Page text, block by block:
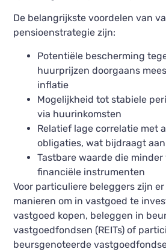
De belangrijkste voordelen van
pensioenstrategie zijn:
Potentiële bescherming
huurprijzen doorgaans
inflatie
Mogelijkheid tot stabiele
via huurinkomsten
Relatief lage correlatie met
obligaties, wat bijdraagt
Tastbare waarde die
financiële instrumenten
Voor particuliere beleggers zijn
manieren om in vastgoed te
vastgoed kopen, beleggen in
vastgoedfondsen (REITs) of
beursgenoteerde